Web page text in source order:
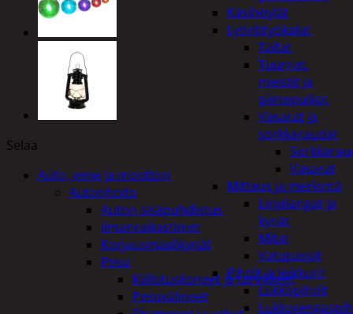
Käsihöylät
Lyöntityökalut
Taltat
Tuurnat,
meistit ja
piirtopuikot
Vasarat ja
sorkkaraudat
Vasarat
Mittaus ja merkintä
Linjalangat ja
kynät
Mitat
Vatupassit
Pihdit ja leikkurit
Lukkopihdit
Selaa
Auto, vene ja moottori
Autonhoito
Auton sisäpuhdistus
ilmanraikastimet
Korjausmaalikynät
Pesu
Kiillotuskoneet ja tarvikkeet
Pesuvälineet